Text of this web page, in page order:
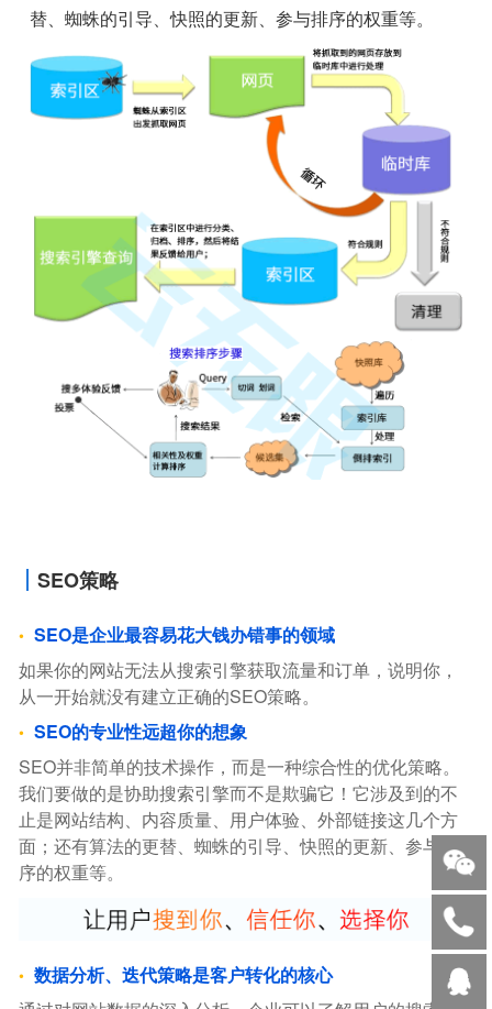
替、蜘蛛的引导、快照的更新、参与排序的权重等。
SEO策略
SEO是企业最容易花大钱办错事的领域
如果你的网站无法从搜索引擎获取流量和订单，说明你，
从一开始就没有建立正确的SEO策略。
SEO的专业性远超你的想象
SEO并非简单的技术操作，而是一种综合性的优化策略。
我们要做的是协助搜索引擎而不是欺骗它！它涉及到的不
止是网站结构、内容质量、用户体验、外部链接这几个方
面；还有算法的更替、蜘蛛的引导、快照的更新、参与排
序的权重等。
数据分析、迭代策略是客户转化的核心